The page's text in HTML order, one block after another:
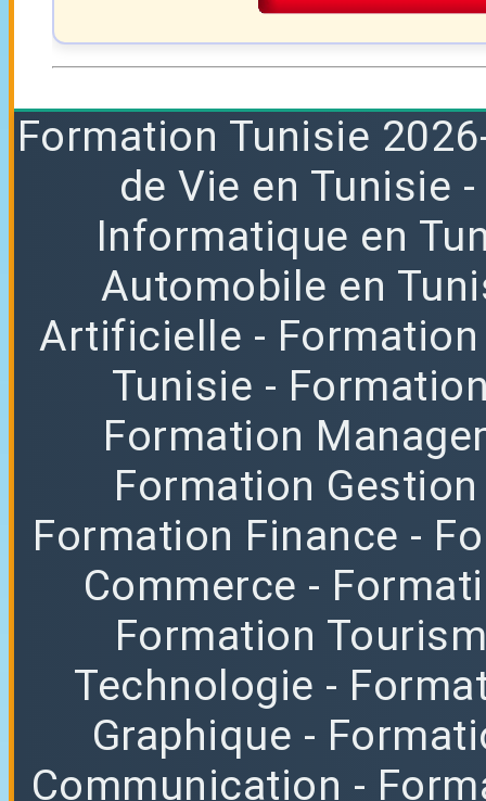
Formation Tunisie
de Vie en Tunisie -
Informatique en
Automobile en
Artificielle -
Tunisie -
Formation
Formation Gestion
Formation Finance -
Commerce -
Formation
Technologie -
Graphique -
Communication -